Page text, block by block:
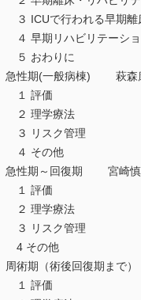
３ ICUで行われる早期離
４ 早期リハビリテーショ
５ おわりに
急性期(一般病棟) 萩森
１ 評価
２ 理学療法
３ リスク管理
４ その他
急性期～回復期 宮崎慎
１ 評価
２ 理学療法
３ リスク管理
4 その他
周術期（術後回復期ま
１ 評価